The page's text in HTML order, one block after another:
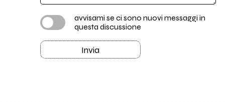
avvisami se ci sono nuovi messaggi in
questa discussione
Invia